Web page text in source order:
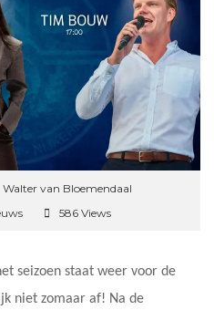
Walter van Bloemendaal
586 Views
seizoen staat weer voor de
niet zomaar af! Na de